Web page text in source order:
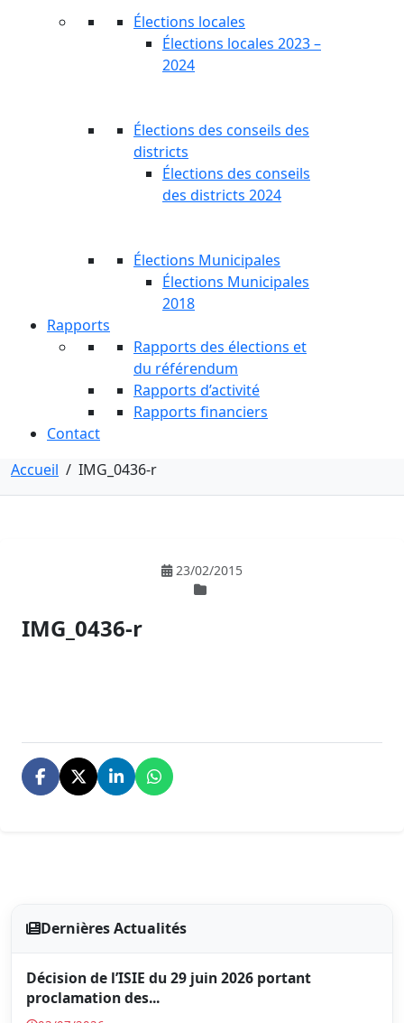
Élections locales
Élections locales 2023 –
2024
Élections des conseils des
districts
Élections des conseils
des districts 2024
Élections Municipales
Élections Municipales
2018
Rapports
Rapports des élections et
du référendum
Rapports d’activité
Rapports financiers
Contact
Accueil / IMG_0436-r
23/02/2015
IMG_0436-r
Dernières Actualités
Décision de l’ISIE du 29 juin 2026 portant
proclamation des...